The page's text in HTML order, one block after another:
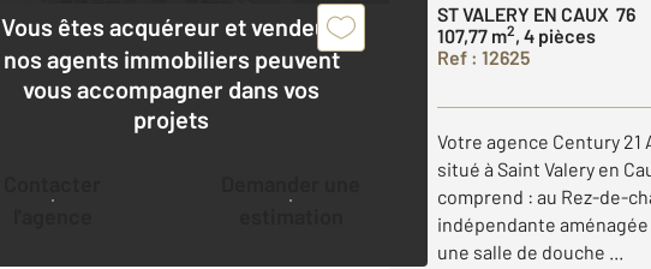
Vous êtes acquéreur et vendeur,
nos agents immobiliers peuvent
vous accompagner dans vos
projets
ST VALERY EN CAUX 76
107,77 m2, 4 pièces
Ref : 12625
Votre agence Century
situé à Saint Valery en
comprend : au Rez-de-
indépendante
une salle de douche ...